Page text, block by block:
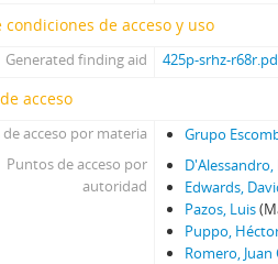
condiciones de acceso y uso
Generated finding aid 425p-srhz-
acceso
acceso por materia
Grupo
Puntos de acceso por
autoridad
Edwards,
Pazos, Luis
Puppo,
Romero, Juan